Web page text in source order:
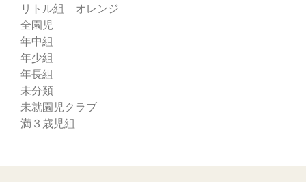
リトル組 オレンジ
全園児
年中組
年少組
年長組
未分類
未就園児クラブ
満３歳児組